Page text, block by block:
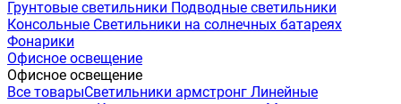
Грунтовые светильники Подводные светильники
Консольные Светильники на солнечных батареях
Фонарики
Офисное освещение
Офисное освещение
Все товарыСветильники армстронг Линейные